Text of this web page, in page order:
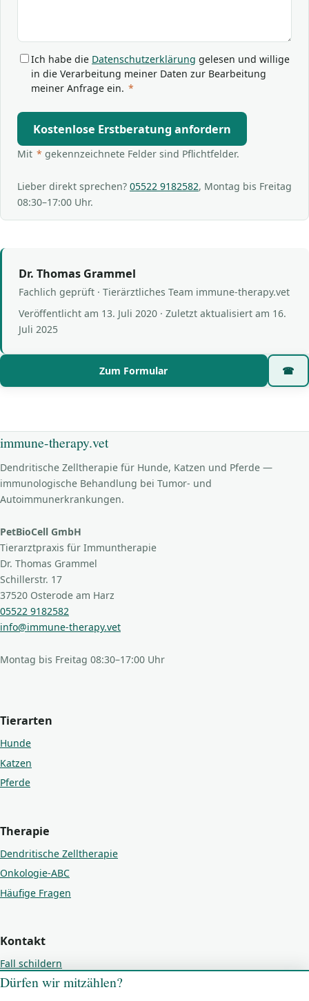
Ich habe die Datenschutzerklärung gelesen und willige
in die Verarbeitung meiner Daten zur Bearbeitung
meiner Anfrage ein. *
Kostenlose Erstberatung anfordern
Mit * gekennzeichnete Felder sind Pflichtfelder.
Lieber direkt sprechen? 05522 9182582, Montag bis Freitag
08:30–17:00 Uhr.
Dr. Thomas Grammel
Fachlich geprüft · Tierärztliches Team immune-therapy.vet
Veröffentlicht am 13. Juli 2020 · Zuletzt aktualisiert am 16.
Juli 2025
Zum Formular ☎
immune-therapy.vet
Dendritische Zelltherapie für Hunde, Katzen und Pferde —
immunologische Behandlung bei Tumor- und
Autoimmunerkrankungen.
PetBioCell GmbH
Tierarztpraxis für Immuntherapie
Dr. Thomas Grammel
Schillerstr. 17
37520 Osterode am Harz
05522 9182582
info@immune-therapy.vet
Montag bis Freitag 08:30–17:00 Uhr
Tierarten
Hunde
Katzen
Pferde
Therapie
Dendritische Zelltherapie
Onkologie-ABC
Häufige Fragen
Kontakt
Fall schildern
Kontakt
Dürfen wir mitzählen?